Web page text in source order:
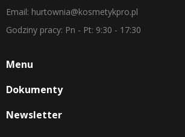
Email: hurtownia@kosmetykpro.pl
Godziny pracy: Pn - Pt: 9:30 - 17:30
Menu
Dokumenty
Newsletter